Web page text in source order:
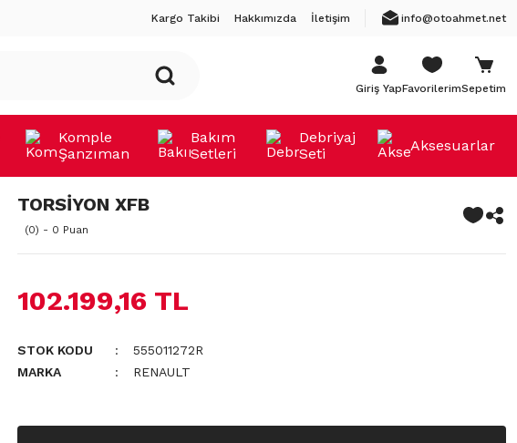
Kargo Takibi Hakkımızda İletişim info@otoahmet.net
Giriş YapFavorilerimSepetim
Komple
Şanzıman
Bakım
Setleri
Debriyaj
Seti
Aksesuarlar
TORSİYON XFB
(0) - 0 Puan
102.199,16 TL
STOK KODU
555011272R
MARKA
RENAULT